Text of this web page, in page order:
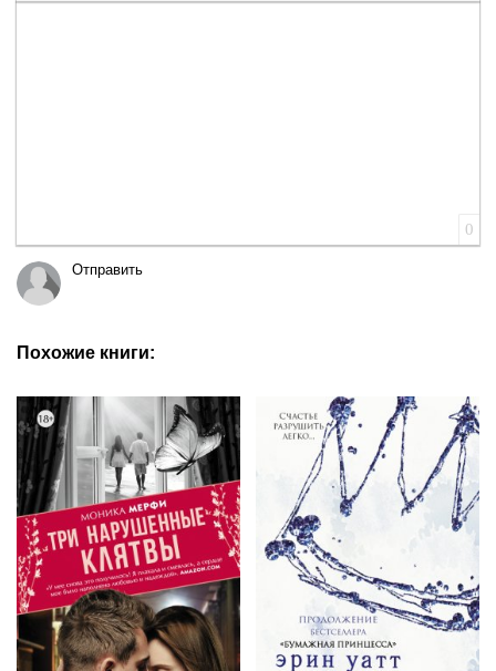
Вставка цитаты
Вставка спойлера
0
Отправить
Похожие книги: